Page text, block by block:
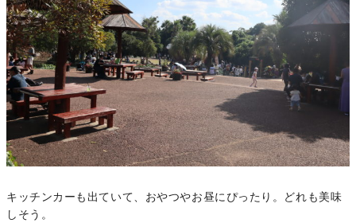
キッチンカーも出ていて、おやつやお昼にぴったり。どれも美味
しそう。